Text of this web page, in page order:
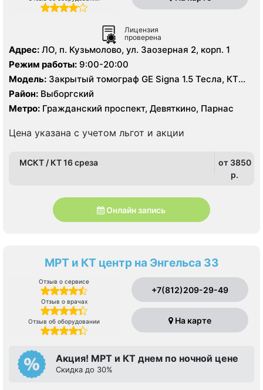
Лицензия
проверена
Адрес: ЛО, п. Кузьмолово, ул. Заозерная 2, корп. 1
Режим работы: 9:00-20:00
Модель: Закрытый томограф GE Signa 1.5 Тесла, КТ
Siemens Somatom 16 срезов
Район: Выборгский
Метро: Гражданский проспект, Девяткино, Парнас
Цена указана с учетом льгот и акции
МСКТ / КТ 16 среза
от 3850
p.
Онлайн запись
МРТ и КТ центр на Энгельса 33
Отзыв о сервисе
Отзыв о врачах
Отзыв об оборудовании
+7(812)209-29-49
На карте
Акция! МРТ и КТ днем по ночной цене
Скидка до 30%